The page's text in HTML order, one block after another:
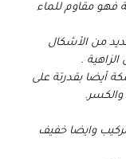
فهو مقاوم للماء
من الأشكال
.
أيضا بقدرتة على
وايضا خفيف